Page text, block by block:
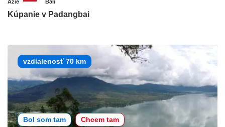
Ázie Bali
Kúpanie v Padangbai
vzdialenosť 70 km
Bol som tam Chcem tam